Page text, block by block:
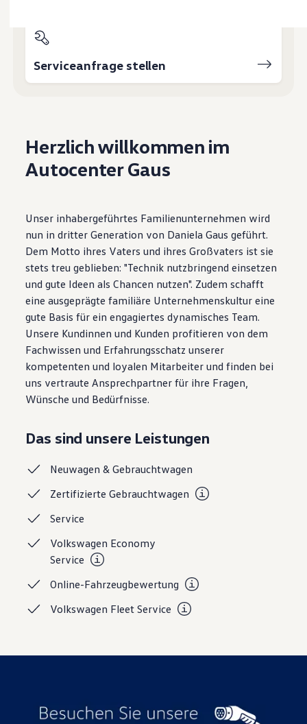
Besitzer und Service
myVolkswagen
Software Updates
Service und Ersatzteile
Pannen- und Unfallhilfe
Economy Service
Volkswagen Teile
Transport
Entertainment und Elektronik
Wallbox und Ladekabel
Digitale Extras
Dienste für Ihr Modell finden
Handy und Fahrzeug verbinden
Updates für Software, Karten und Radio
Über Ihr Auto
Kundeninformationen
Volkswagen Kundenbetreuung
Warn- und Kontrollleuchten
Assistenzsysteme
Digitale Betriebsanleitung
Lifestyle
Familie
Elektromobilität
Volkswagen R
Volkswagen Kundenbetreuung
Serviceanfrage stellen
Herzlich willkommen im
Autocenter Gaus
Unser inhabergeführtes Familienunternehmen wird
nun in dritter Generation von Daniela Gaus geführt.
Dem Motto ihres Vaters und ihres Großvaters ist sie
stets treu geblieben: "Technik nutzbringend einsetzen
und gute Ideen als Chancen nutzen". Zudem schafft
eine ausgeprägte familiäre Unternehmenskultur eine
gute Basis für ein engagiertes dynamisches Team.
Unsere Kundinnen und Kunden profitieren von dem
Fachwissen und Erfahrungsschatz unserer
kompetenten und loyalen Mitarbeiter und finden bei
uns vertraute Ansprechpartner für ihre Fragen,
Wünsche und Bedürfnisse.
Das sind unsere Leistungen
Neuwagen &Gebrauchtwagen
ZertifizierteGebrauchtwagen
Service
Volkswagen Economy
Service
Online-Fahrzeugbewertung
Volkswagen FleetService